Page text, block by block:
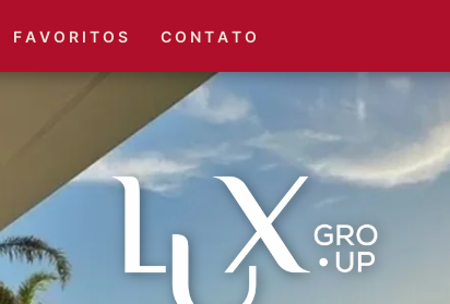
(51) 3416-6660
F A V O R I T O S C O N T A T O